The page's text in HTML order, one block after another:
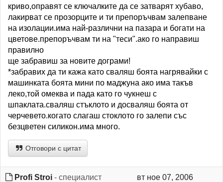
криво,оправят се ключалките да се затварят хубаво,
лакирват се прозорците и ти препоръчвам залепване
на изолации.има най-различни на пазара и богати на
цветове.препоръчвам ти на "теси".ако го направиш
правилно
ще забравиш за новите дограми!
*забравих да ти кажа като сваляш боята нагрявайки с
машинката боята мини по маджуна ако има такъв
леко,той омеква и пада като го чукнеш с
шпаклата.сваляш стъклото и досваляш боята от
черчевето.когато слагаш стоклото го залепи със
безцветен силикон.има много.
Отговори с цитат
Profi Stroi - специалист
вт ное 07, 2006